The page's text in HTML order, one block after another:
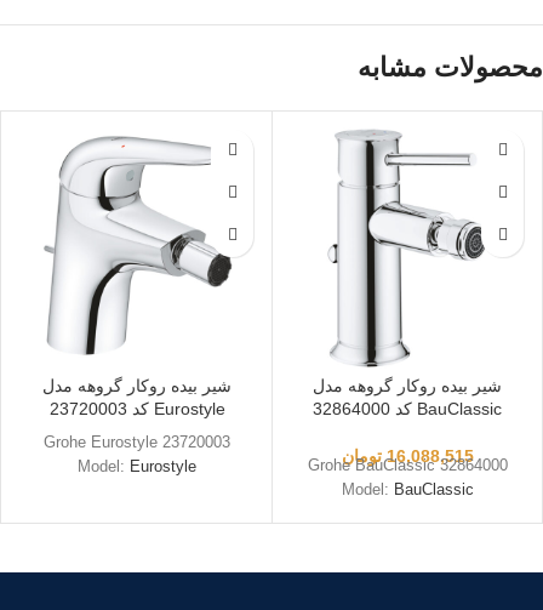
محصولات مشابه
شیر بیده روکار گروهه مدل
BauClassic کد 32864000
16,088,515 تومان
Grohe BauClassic 32864000
Model: BauClassic
شیر بیده روکار گروهه مدل
Eurostyle کد 23720003
Grohe Eurostyle 23720003
Model: Eurostyle